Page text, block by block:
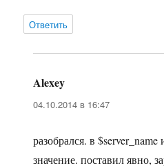
Ответить
Alexey
04.10.2014 в 16:47
разобрался. в
значение. поставил явно,